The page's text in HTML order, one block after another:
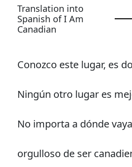
Translation into
Spanish of I Am
Canadian
Conozco este lugar, es
Ningún otro lugar es
No importa a dónde
orgulloso de ser